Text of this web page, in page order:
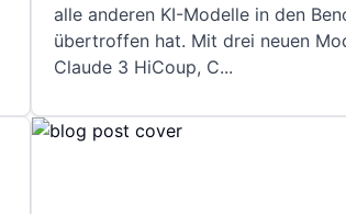
alle anderen KI-Modelle in den
übertroffen hat. Mit drei neuen
Claude 3 HiCoup, C...